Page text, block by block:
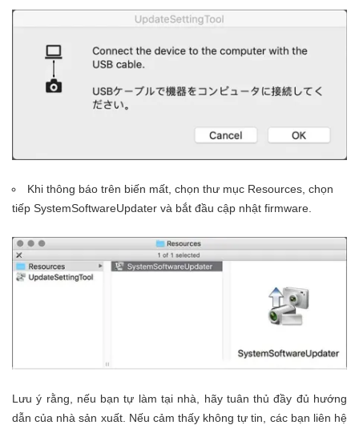
Khi thông báo trên biến mất, chọn thư mục Resources, chọn
tiếp SystemSoftwareUpdater và bắt đầu cập nhật firmware.
Lưu ý rằng, nếu bạn tự làm tại nhà, hãy tuân thủ đầy đủ hướng
dẫn của nhà sản xuất. Nếu cảm thấy không tự tin, các bạn liên hệ